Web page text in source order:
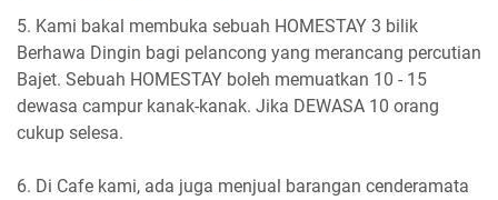
5. Kami bakal membuka sebuah HOMESTAY 3 bilik
Berhawa Dingin bagi pelancong yang merancang percutian
Bajet. Sebuah HOMESTAY boleh memuatkan 10 - 15
dewasa campur kanak-kanak. Jika DEWASA 10 orang
cukup selesa.
6. Di Cafe kami, ada juga menjual barangan cenderamata